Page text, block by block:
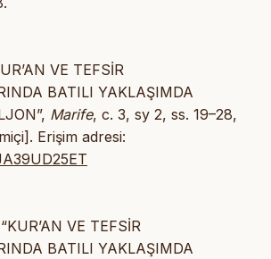
VE TEFSİR
BATILI YAKLAŞIMDA
Marife, c. 3, sy 2, ss. 19–28,
Erişim adresi:
VE TEFSİR
BATILI YAKLAŞIMDA